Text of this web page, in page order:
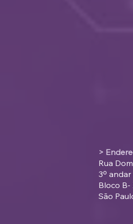
>
Rua
3º andar
Bloco B-
São